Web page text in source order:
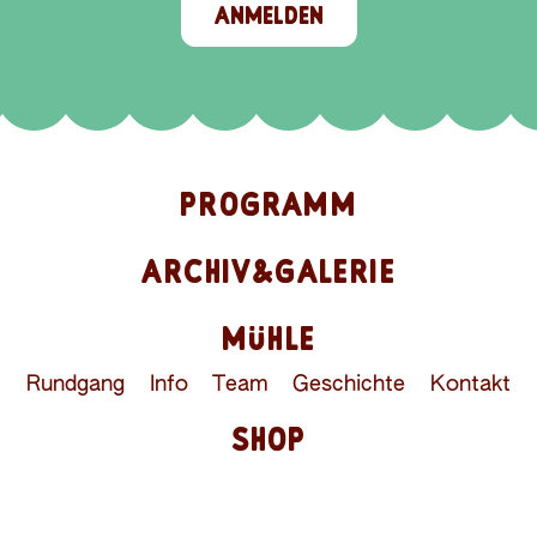
ANMELDEN
PROGRAMM
ARCHIV&GALERIE
MÜHLE
Rundgang Info Team Geschichte Kontakt
SHOP